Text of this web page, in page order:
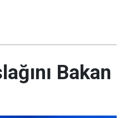
Bakan